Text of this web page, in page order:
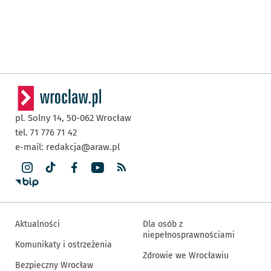
pl. Solny 14, 50-062 Wrocław
tel. 71 776 71 42
e-mail: redakcja@araw.pl
Aktualności
Komunikaty i ostrzeżenia
Bezpieczny Wrocław
Dla osób z
niepełnosprawnościami
Zdrowie we Wrocławiu